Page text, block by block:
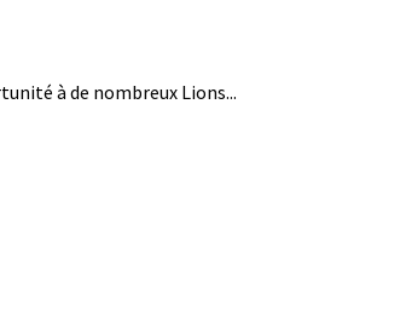
à de nombreux Lions...